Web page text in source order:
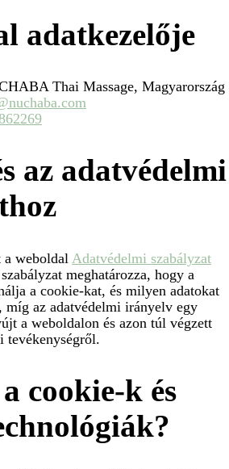
adatkezelője
Thai Massage, Magyarország
az adatvédelmi
a weboldal Adatvédelmi szabályzat
meghatározza, hogy a
a cookie-kat, és milyen adatokat
míg az adatvédelmi irányelv egy
a weboldalon és azon túl végzett
tevékenységről.
cookie-k és